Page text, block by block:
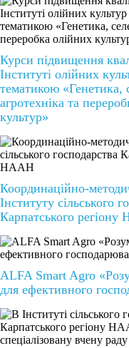
Курси підвищення
Інституті олійних
тематикою «Генетика,
агротехніка та
культур»
Координаційно-
Інституту сільського
Карпатського
ALFA Smart Agro
для ефективного